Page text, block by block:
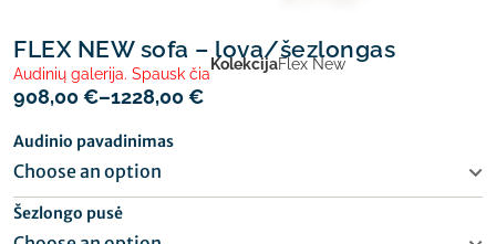
FLEX NEW sofa – lova/šezlongas
Audinių galerija. Spausk čia
KolekcijaFlex New
908,00€–1228,00€
Audinio pavadinimas
Šezlongo pusė